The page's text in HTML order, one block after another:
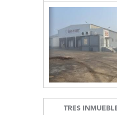
TRES